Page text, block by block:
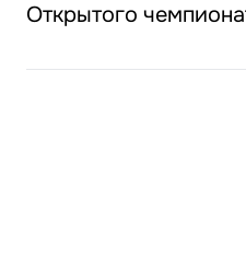
Открытого